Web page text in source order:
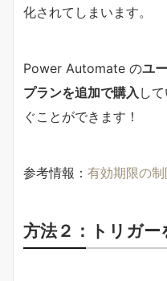
化されてしまいます。
Power Automate のユ
プランを追加で購入 し
ぐことができます！
参考情報： 有効期限の制
方法２：トリガー